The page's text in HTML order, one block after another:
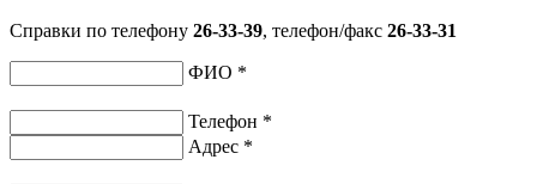
Справки по телефону 26-33-39, телефон/факс 26-33-31
ФИО *
Телефон *
Адрес *